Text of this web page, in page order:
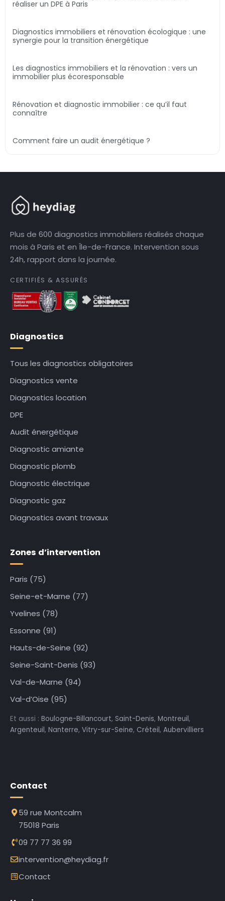
réaliser un DPE à Paris
Diagnostics immobiliers et rénovation écologique : une
synergie pour la transition énergétique
Les diagnostics immobiliers et la rénovation : vers un
immobilier plus écoresponsable
Rénovation et diagnostic immobilier : ce qu’il faut
connaître
Comment faire un audit énergétique ?
Plus de 600 diagnostics immobiliers réalisés chaque
mois à Paris et en Île-de-France. Intervention sous
24h, rapport dans la journée.
CERTIFIÉS & ASSURÉS
Diagnostics
Tous les diagnostics obligatoires
Diagnostics vente
Diagnostics location
DPE
Audit énergétique
Diagnostic amiante
Diagnostic plomb
Diagnostic électrique
Diagnostic gaz
Diagnostics avant travaux
Zones d’intervention
Paris (75)
Seine-et-Marne (77)
Yvelines (78)
Essonne (91)
Hauts-de-Seine (92)
Seine-Saint-Denis (93)
Val-de-Marne (94)
Val-d’Oise (95)
Et aussi : Boulogne-Billancourt, Saint-Denis, Montreuil,
Argenteuil, Nanterre, Vitry-sur-Seine, Créteil, Aubervilliers
Contact
59 rue Montcalm
75018 Paris
09 77 77 36 99
intervention@heydiag.fr
Contact